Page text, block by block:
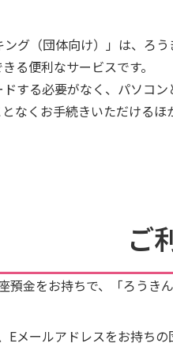
ング（団体向け）」は、ろ
る便利なサービスです。
する必要がなく、パソコ
なくお手続きいただける
ご
預金をお持ちで、「ろう
Eメールアドレスをお持ち